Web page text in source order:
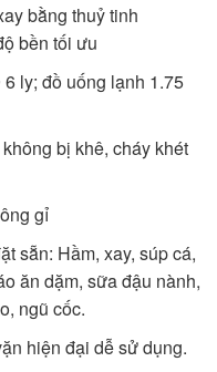
bằng thuỷ tinh
bền tối ưu
ly; đồ uống lạnh 1.75
bị khê, cháy khét
gỉ
sẵn: Hầm, xay, súp cá,
ăn dặm, sữa đậu nành,
ngũ cốc.
hiện đại dễ sử dụng.